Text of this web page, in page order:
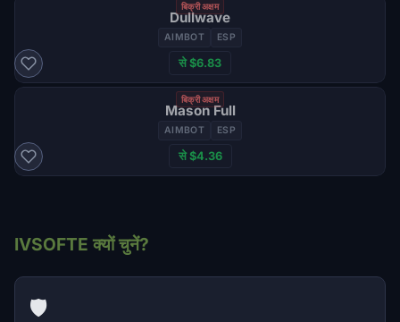
बिक्री अक्षम
Dullwave
AIMBOT ESP
से $6.83
बिक्री अक्षम
Mason Full
AIMBOT ESP
से $4.36
IVSOFTE क्यों चुनें?
🛡️